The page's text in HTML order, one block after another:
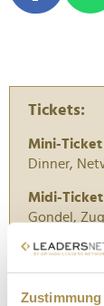
Zustimmung
Tickets:
Mini-Ticket
Dinner,
Midi-Ticket
Gondel,
Maxi-Ticket